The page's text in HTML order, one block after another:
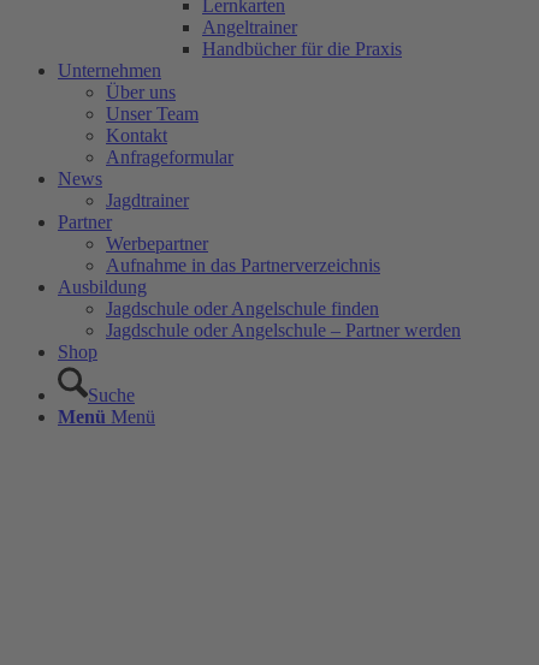
Lernkarten
Angeltrainer
Handbücher für die Praxis
Unternehmen
Über uns
Unser Team
Kontakt
Anfrageformular
News
Jagdtrainer
Partner
Werbepartner
Aufnahme in das Partnerverzeichnis
Ausbildung
Jagdschule oder Angelschule finden
Jagdschule oder Angelschule – Partner werden
Shop
Suche
Menü Menü